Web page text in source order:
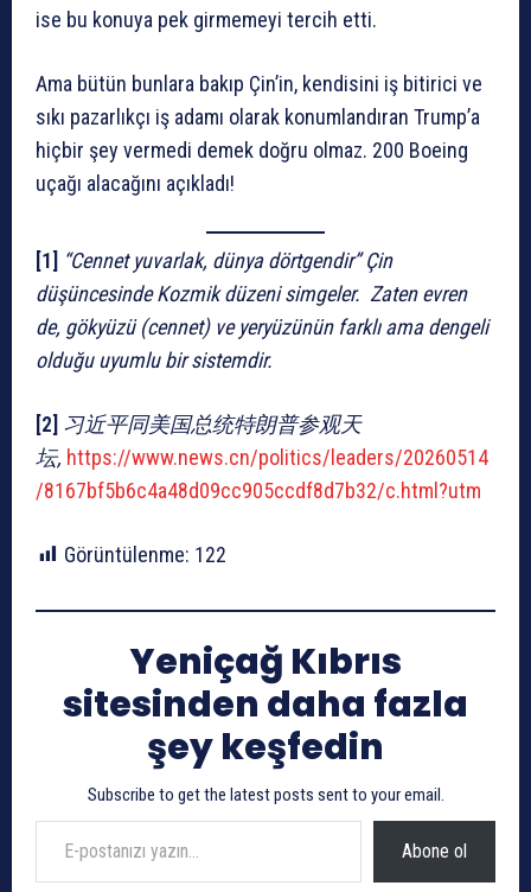
ise bu konuya pek girmemeyi tercih etti.
Ama bütün bunlara bakıp Çin’in, kendisini iş bitirici ve
sıkı pazarlıkçı iş adamı olarak konumlandıran Trump’a
hiçbir şey vermedi demek doğru olmaz. 200 Boeing
uçağı alacağını açıkladı!
[1] “Cennet yuvarlak, dünya dörtgendir” Çin
düşüncesinde Kozmik düzeni simgeler. Zaten evren
de, gökyüzü (cennet) ve yeryüzünün farklı ama dengeli
olduğu uyumlu bir sistemdir.
[2] 习近平同美国总统特朗普参观天
坛, https://www.news.cn/politics/leaders/20260514
/8167bf5b6c4a48d09cc905ccdf8d7b32/c.html?utm
Görüntülenme: 122
Yeniçağ Kıbrıs
sitesinden daha fazla
şey keşfedin
Subscribe to get the latest posts sent to your email.
E-postanızı yazın…
Abone ol